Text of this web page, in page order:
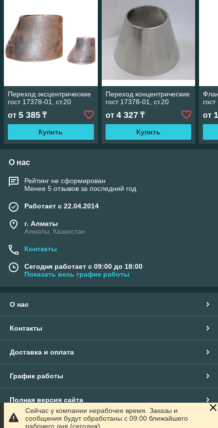
Переход эксцентрические
гост 17378-01, ст.20
от 5 385 ₸
Купить
Переход концентрические
гост 17378-01, ст.20
от 4 327₸
Купить
от
О нас
Рейтинг не сформирован
Менее 5 отзывов за последний год
Работает с 22.04.2014
г. Алматы
Алматы, Казахстан
Контакты
Сегодня работает с 09:00 до 18:00
Показать весь график работы
О нас
Контакты
Доставка и оплата
График работы
Полная версия сайта
Сайт создан на маркетплейсе
Сейчас у компании нерабочее время. Заказы и
сообщения будут обработаны с 09:00 ближайшего
рабочего дня (сегодня)